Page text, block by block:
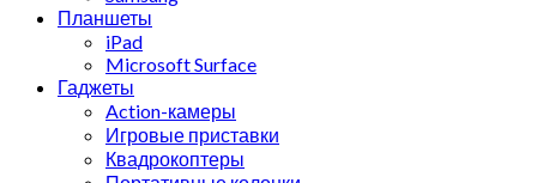
Планшеты
iPad
Microsoft Surface
Гаджеты
Action-камеры
Игровые приставки
Квадрокоптеры